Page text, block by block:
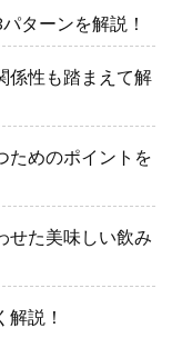
ターンを解説！
係性も踏まえて解
ためのポイントを
せた美味しい飲み
説！